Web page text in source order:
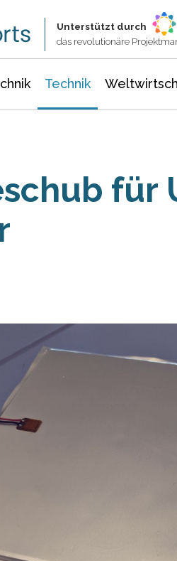
Unterstützt durch
das revolutionäre
Technik
für